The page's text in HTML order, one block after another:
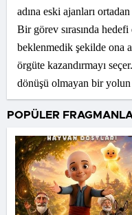
adına eski ajanları
Bir görev sırasında hedefi
beklenmedik şekilde ona
örgüte kazandırmayı
dönüşü olmayan bir yolun
POPÜLER